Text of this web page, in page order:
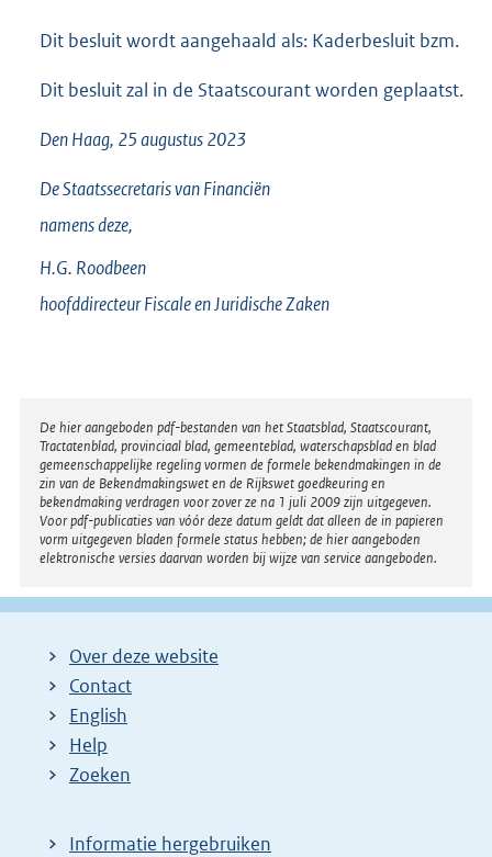
Dit besluit wordt aangehaald als: Kaderbesluit bzm.
Dit besluit zal in de Staatscourant worden geplaatst.
Den Haag, 25 augustus 2023
De Staatssecretaris van Financiën
namens deze,
H.G. Roodbeen
hoofddirecteur Fiscale en Juridische Zaken
Disclaimer
De hier aangeboden pdf-bestanden van het Staatsblad, Staatscourant,
Tractatenblad, provinciaal blad, gemeenteblad, waterschapsblad en blad
gemeenschappelijke regeling vormen de formele bekendmakingen in de
zin van de Bekendmakingswet en de Rijkswet goedkeuring en
bekendmaking verdragen voor zover ze na 1 juli 2009 zijn uitgegeven.
Voor pdf-publicaties van vóór deze datum geldt dat alleen de in papieren
vorm uitgegeven bladen formele status hebben; de hier aangeboden
elektronische versies daarvan worden bij wijze van service aangeboden.
Over deze website
Contact
English
Help
Zoeken
Informatie hergebruiken